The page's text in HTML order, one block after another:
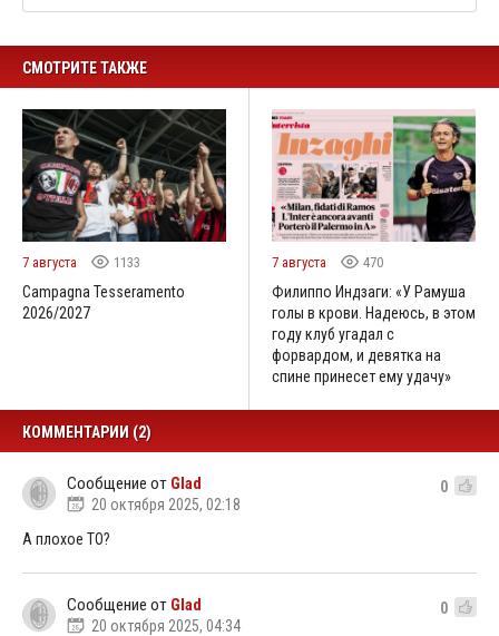
СМОТРИТЕ ТАКЖЕ
7 августа 1133
Campagna Tesseramento
2026/2027
7 августа 470
Филиппо Индзаги: «У Рамуша
голы в крови. Надеюсь, в этом
году клуб угадал с
форвардом, и девятка на
спине принесет ему удачу»
КОММЕНТАРИИ (2)
Сообщение от Glad
20 октября 2025, 02:18
0
А плохое ТО?
Сообщение от Glad
20 октября 2025, 04:34
0